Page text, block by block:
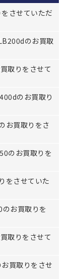
させていただ
のお買取
取りをさせて
のお買取り
お買取りをさ
のお買取りを
をさせていた
お買取りを
取りをさせて
買取りをさせ